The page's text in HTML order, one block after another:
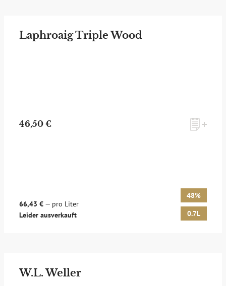
Laphroaig Triple Wood
46,50 €
66,43 € — pro Liter
Leider ausverkauft
48%
0.7L
W.L. Weller